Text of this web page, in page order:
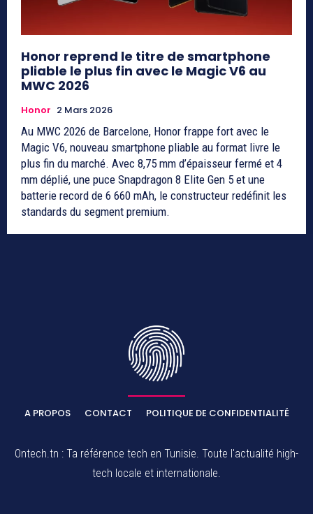
Honor reprend le titre de smartphone
pliable le plus fin avec le Magic V6 au
MWC 2026
Honor 2 Mars 2026
Au MWC 2026 de Barcelone, Honor frappe fort avec le
Magic V6, nouveau smartphone pliable au format livre le
plus fin du marché. Avec 8,75 mm d’épaisseur fermé et 4
mm déplié, une puce Snapdragon 8 Elite Gen 5 et une
batterie record de 6 660 mAh, le constructeur redéfinit les
standards du segment premium.
A PROPOS CONTACT POLITIQUE DE CONFIDENTIALITÉ
Ontech.tn : Ta référence tech en Tunisie. Toute l'actualité high-
tech locale et internationale.